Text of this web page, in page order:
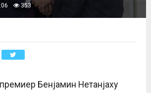
353
Бенјамин Нетанјаху